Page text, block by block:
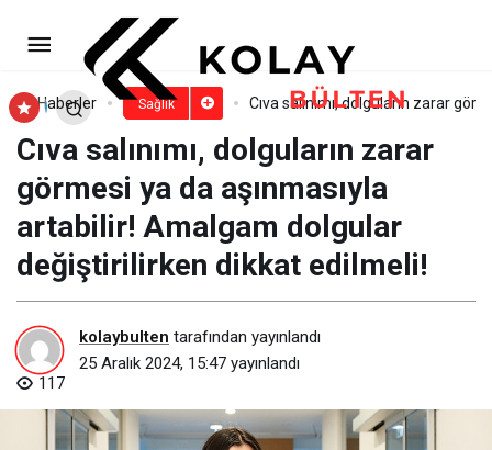
Haberler Sağlık Cıva salınımı, dolguların zarar
Cıva salınımı, dolguların zarar
görmesi ya da aşınmasıyla
artabilir! Amalgam dolgular
değiştirilirken dikkat edilmeli!
kolaybulten tarafından yayınlandı
25 Aralık 2024, 15:47 yayınlandı
117
Antalya Büyükşehir Belediyesi
Alanya’da hastalara fizyoterapi desteği
veriyor
Yorum Yap Paylaş